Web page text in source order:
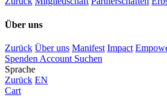
Über uns
Zurück Über uns Manifest Impact
Spenden Account Suchen
Sprache
Zurück EN
Cart